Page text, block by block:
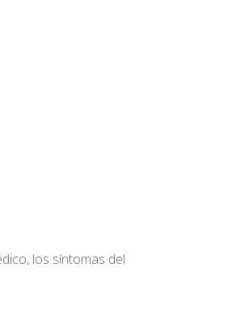
los síntomas del